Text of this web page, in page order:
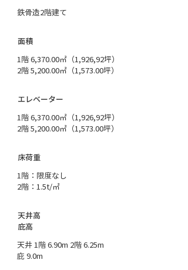
鉄骨造2階建て
面積
1階 6,370.00㎡（1,926,92坪）
2階 5,200.00㎡（1,573.00坪）
エレベーター
1階 6,370.00㎡（1,926,92坪）
2階 5,200.00㎡（1,573.00坪）
床荷重
1階：限度なし
2階：1.5t/㎡
天井高
庇高
天井 1階 6.90m 2階 6.25m
庇 9.0m